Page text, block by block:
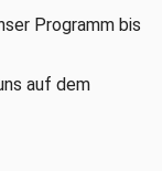
Programm bis
auf dem